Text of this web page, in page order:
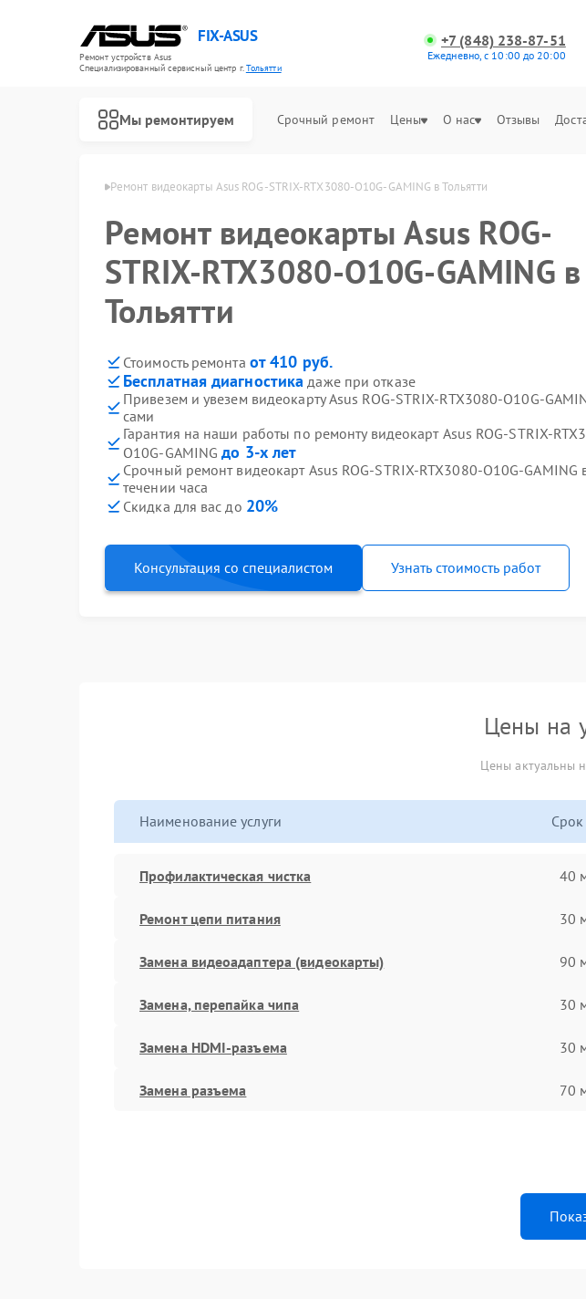
FIX-ASUS
Ремонт устройств Asus
Специализированный cервисный центр г.Тольятти
+7 (848) 238-87-51
Ежедневно, с 10:00 до 20:00
Мы ремонтируем Срочный ремонт Цены О нас Отзывы
Ремонт видеокарты Asus ROG-STRIX-RTX3080-O10G-GAMING в Тольятти
Ремонт видеокарты Asus ROG-
STRIX-RTX3080-O10G-GAMING в
Тольятти
Стоимость ремонта от 410 руб.
Бесплатная диагностика даже при отказе
Привезем и увезем видеокарту Asus ROG-STRIX-RTX3080-O10G-
сами
Гарантия на наши работы по ремонту видеокарт Asus ROG-STRIX-
O10G-GAMINGдо 3-х лет
Срочный ремонт видеокарт Asus ROG-STRIX-RTX3080-O10G-GAMING
течении часа
Скидка для вас до 20%
Консультация со специалистом Узнать стоимость работ
Цены на
Цены актуальны
Наименование услуги Срок
Профилактическая чистка 40
Ремонт цепи питания 30
Замена видеоадаптера (видеокарты) 90
Замена, перепайка чипа 30
Замена HDMI-разъема 30
Замена разъема 70